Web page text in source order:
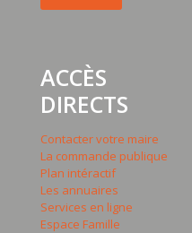
ACCÈS
DIRECTS
Contacter votre maire
La commande publique
Plan intéractif
Les annuaires
Services en ligne
Espace Famille